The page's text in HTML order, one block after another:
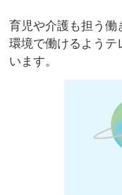
育児や介護も担う働
環境で働けるようテ
います。